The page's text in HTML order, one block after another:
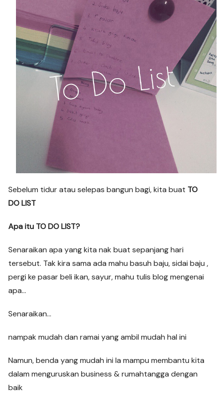
Sebelum tidur atau selepas bangun bagi, kita buat TO
DO LIST
Apa itu TO DO LIST?
Senaraikan apa yang kita nak buat sepanjang hari
tersebut. Tak kira sama ada mahu basuh baju, sidai baju ,
pergi ke pasar beli ikan, sayur, mahu tulis blog mengenai
apa…
Senaraikan…
nampak mudah dan ramai yang ambil mudah hal ini
Namun, benda yang mudah ini la mampu membantu kita
dalam menguruskan business & rumahtangga dengan
baik